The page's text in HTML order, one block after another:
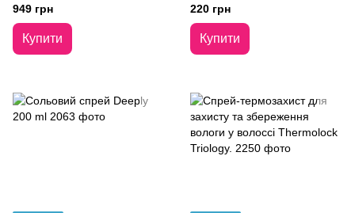
949 грн
Купити
220 грн
Купити